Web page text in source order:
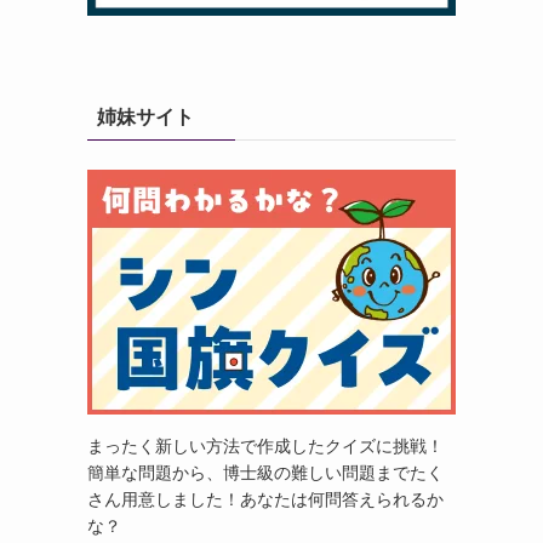
姉妹サイト
まったく新しい方法で作成したクイズに挑戦！
簡単な問題から、博士級の難しい問題までたく
さん用意しました！あなたは何問答えられるか
な？